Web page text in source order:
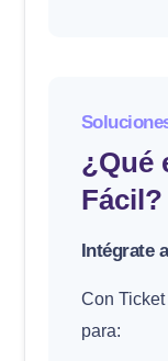
¿Qué
Fácil?
Intégrate
Con
para: